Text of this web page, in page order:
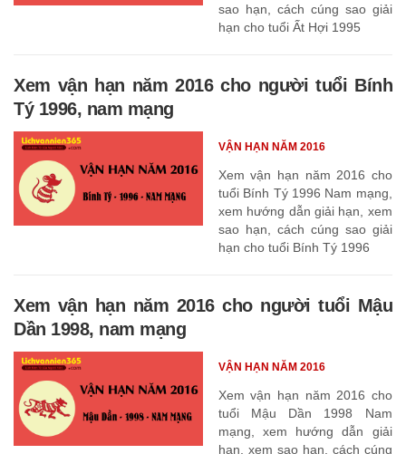
sao hạn, cách cúng sao giải
hạn cho tuổi Ất Hợi 1995
Xem vận hạn năm 2016 cho người tuổi Bính
Tý 1996, nam mạng
Xem vận hạn năm 2016 cho
tuổi Bính Tý 1996 Nam mạng,
xem hướng dẫn giải hạn, xem
sao hạn, cách cúng sao giải
hạn cho tuổi Bính Tý 1996
VẬN HẠN NĂM 2016
Xem vận hạn năm 2016 cho người tuổi Mậu
Dần 1998, nam mạng
Xem vận hạn năm 2016 cho
tuổi Mậu Dần 1998 Nam
mạng, xem hướng dẫn giải
hạn, xem sao hạn, cách cúng
VẬN HẠN NĂM 2016